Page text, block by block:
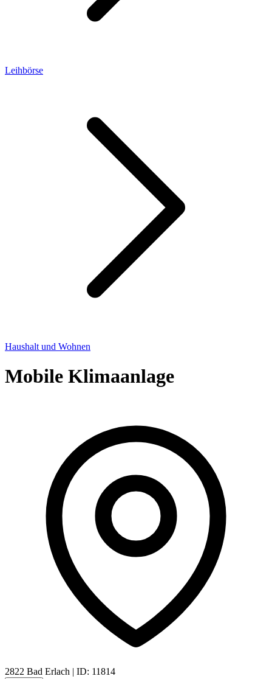
Leihbörse
Haushalt und Wohnen
Mobile Klimaanlage
2822 Bad Erlach | ID: 11814